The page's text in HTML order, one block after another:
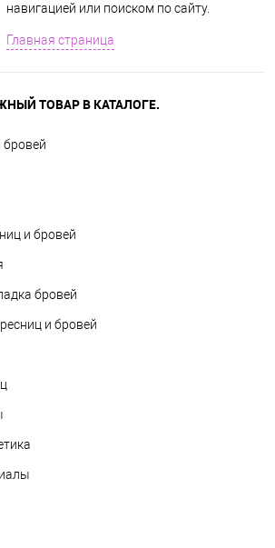
навигацией или поиском по сайту.
Главная страница
ТОВАР В КАТАЛОГЕ.
бровей
и бровей
бровей
и бровей